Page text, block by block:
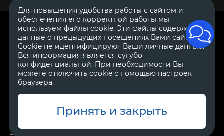
© 2007—2026 «Диалог Авто» — автосалон. Все права защищены.
Обращаем Ваше внимание на то, что данный Интернет-сайт
носит исключительно информационный характер и ни при
каких условиях не является публичной офертой, определяемой
положениями Статьи 437 Гражданского Кодекса Российской
Федерации.Для получения подробной информации о
продажам автосалонов Диалог Авто. Для получения
страховании, техническом обслуживании и ремонте
автомобилей, запасных частях, дополнительном оборудовании,
аксессуарах также обращайтесь к специалистам автосалонов
Диалог Авто.
ОГРН 1111644005153
ИНН 1644062657
Для повышения удобства работы с сайтом и
обеспечения его корректной работы мы
используем файлы cookie. Эти файлы содержат
данные о предыдущих посещениях Вами сайта.
Cookie не идентифицируют Ваши личные данные.
Вся информация является сугубо
конфиденциальной. При необходимости Вы
можете отключить cookie с помощью настроек
браузера.
Принять и закрыть